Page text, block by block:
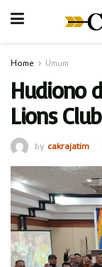
Home Umum
Hudiono
Lions
by cakrajatim